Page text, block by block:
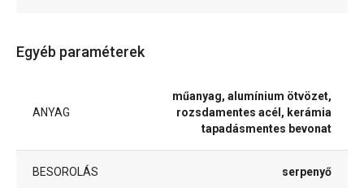
Egyéb paraméterek
ANYAG
műanyag, alumínium ötvözet,
rozsdamentes acél, kerámia
tapadásmentes bevonat
BESOROLÁS serpenyő